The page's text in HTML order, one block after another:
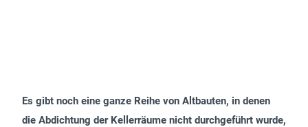
Es gibt noch eine ganze Reihe von Altbauten, in denen
die Abdichtung der Kellerräume nicht durchgeführt wurde,